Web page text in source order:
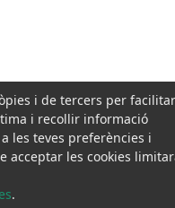
i de tercers per
i recollir informació
les teves preferències i
acceptar les cookies
.